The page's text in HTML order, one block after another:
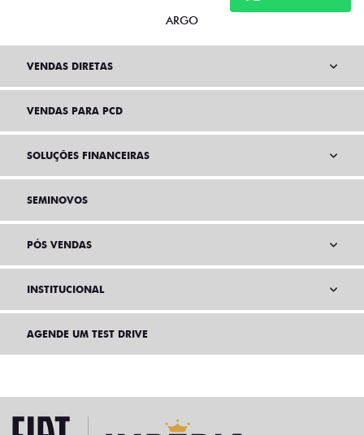
ARGO
VENDAS DIRETAS
VENDAS PARA PCD
SOLUÇÕES FINANCEIRAS
SEMINOVOS
PÓS VENDAS
INSTITUCIONAL
AGENDE UM TEST DRIVE